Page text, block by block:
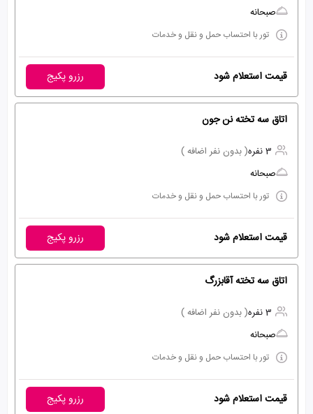
صبحانه
تور با احتساب حمل و نقل و خدمات
قیمت استعلام شود رزرو پکیج
اتاق سه تخته نن جون
3 نفره
( بدون نفر اضافه )
صبحانه
تور با احتساب حمل و نقل و خدمات
قیمت استعلام شود رزرو پکیج
اتاق سه تخته آقابزرگ
3 نفره
( بدون نفر اضافه )
صبحانه
تور با احتساب حمل و نقل و خدمات
قیمت استعلام شود رزرو پکیج